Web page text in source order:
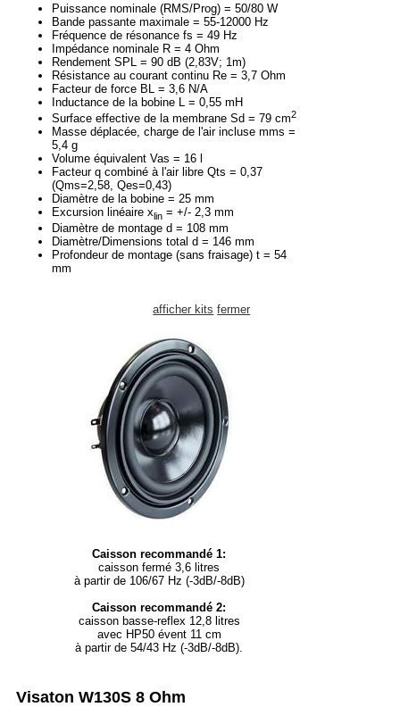
Puissance nominale (RMS/Prog) = 50/80 W
Bande passante maximale = 55-12000 Hz
Fréquence de résonance fs = 49 Hz
Impédance nominale R = 4 Ohm
Rendement SPL = 90 dB (2,83V; 1m)
Résistance au courant continu Re = 3,7 Ohm
Facteur de force BL = 3,6 N/A
Inductance de la bobine L = 0,55 mH
Surface effective de la membrane Sd = 79 cm2
Masse déplacée, charge de l'air incluse mms =
5,4 g
Volume équivalent Vas = 16 l
Facteur q combiné à l'air libre Qts = 0,37
(Qms=2,58, Qes=0,43)
Diamètre de la bobine = 25 mm
Excursion linéaire xlin = +/- 2,3 mm
Diamètre de montage d = 108 mm
Diamètre/Dimensions total d = 146 mm
Profondeur de montage (sans fraisage) t = 54
mm
afficher kits fermer
Caisson recommandé 1:
caisson fermé 3,6 litres
à partir de 106/67 Hz (-3dB/-8dB)
Caisson recommandé 2:
caisson basse-reflex 12,8 litres
avec HP50 évent 11 cm
à partir de 54/43 Hz (-3dB/-8dB).
Visaton W130S 8 Ohm